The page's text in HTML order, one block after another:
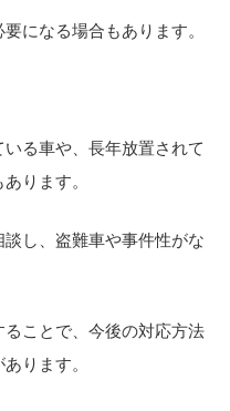
になる場合もあります。
る車や、長年放置されて
ります。
し、盗難車や事件性がな
ことで、今後の対応方法
ります。